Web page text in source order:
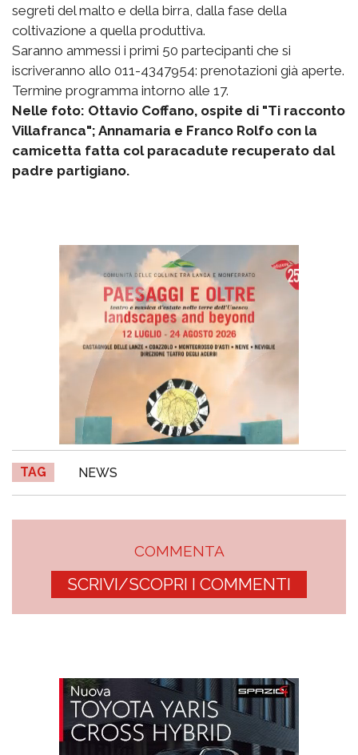
segreti del malto e della birra, dalla fase della
coltivazione a quella produttiva.
Saranno ammessi i primi 50 partecipanti che si
iscriveranno allo 011-4347954: prenotazioni già aperte.
Termine programma intorno alle 17.
Nelle foto: Ottavio Coffano, ospite di "Ti racconto
Villafranca"; Annamaria e Franco Rolfo con la
camicetta fatta col paracadute recuperato dal
padre partigiano.
TAG NEWS
COMMENTA
SCRIVI/SCOPRI I COMMENTI